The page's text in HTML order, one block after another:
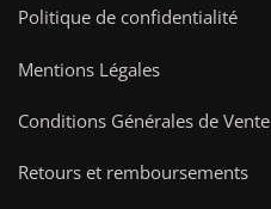
Politique de confidentialité
Mentions Légales
Conditions Générales de Vente
Retours et remboursements